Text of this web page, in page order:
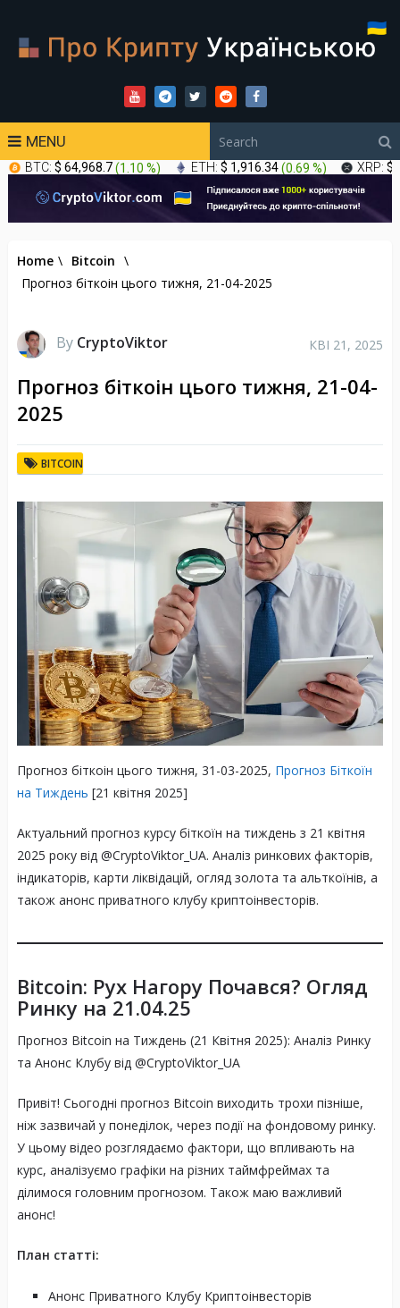
MENU
BTC: $ 64,968.7(1.10 %) ETH: $ 1,916.34(0.69 %) XRP: $
Home \ Bitcoin \
Прогноз біткоін цього тижня, 21-04-2025
By CryptoViktor КВІ 21, 2025
Прогноз біткоін цього тижня, 21-04-
2025
BITCOIN
Прогноз біткоін цього тижня, 31-03-2025, Прогноз Біткоїн
на Тиждень [21 квітня 2025]
Актуальний прогноз курсу біткоїн на тиждень з 21 квітня
2025 року від @CryptoViktor_UA. Аналіз ринкових факторів,
індикаторів, карти ліквідацій, огляд золота та альткоїнів, а
також анонс приватного клубу криптоінвесторів.
Bitcoin: Рух Нагору Почався? Огляд
Ринку на 21.04.25
Прогноз Bitcoin на Тиждень (21 Квітня 2025): Аналіз Ринку
та Анонс Клубу від @CryptoViktor_UA
Привіт! Сьогодні прогноз Bitcoin виходить трохи пізніше,
ніж зазвичай у понеділок, через події на фондовому ринку.
У цьому відео розглядаємо фактори, що впливають на
курс, аналізуємо графіки на різних таймфреймах та
ділимося головним прогнозом. Також маю важливий
анонс!
План статті:
Анонс Приватного Клубу Криптоінвесторів